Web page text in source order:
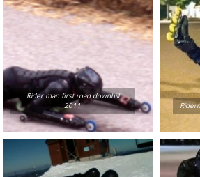
Rider man first road downhill
2011